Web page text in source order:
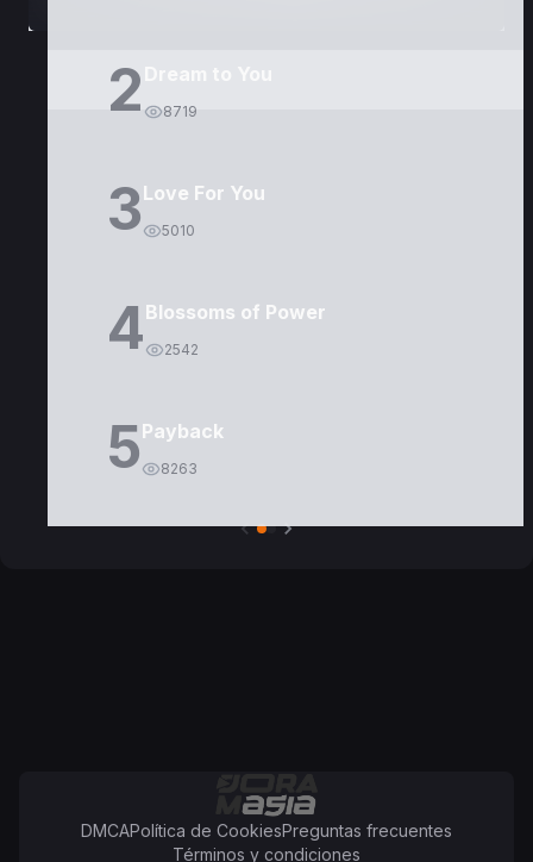
2 8719
3Love For You
5010
4Blossoms of Power
2542
5Payback
8263
DMCAPolítica de CookiesPreguntas frecuentes
Términos y condiciones